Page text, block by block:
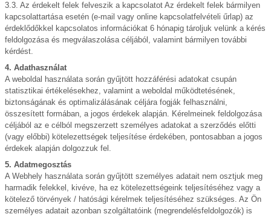
3.3. Az érdekelt felek felveszik a kapcsolatot Az érdekelt felek bármilyen
kapcsolattartása esetén (e-mail vagy online kapcsolatfelvételi űrlap) az
érdeklődőkkel kapcsolatos információkat 6 hónapig tároljuk velünk a kérés
feldolgozása és megválaszolása céljából, valamint bármilyen további
kérdést.
4. Adathasználat
A weboldal használata során gyűjtött hozzáférési adatokat csupán
statisztikai értékelésekhez, valamint a weboldal működtetésének,
biztonságának és optimalizálásának céljára fogják felhasználni,
összesített formában, a jogos érdekek alapján. Kérelmeinek feldolgozása
céljából az e célból megszerzett személyes adatokat a szerződés előtti
(vagy előbbi) kötelezettségek teljesítése érdekében, pontosabban a jogos
érdekek alapján dolgozzuk fel.
5. Adatmegosztás
A Webhely használata során gyűjtött személyes adatait nem osztjuk meg
harmadik felekkel, kivéve, ha ez kötelezettségeink teljesítéséhez vagy a
kötelező törvények / hatósági kérelmek teljesítéséhez szükséges. Az Ön
személyes adatait azonban szolgáltatóink (megrendelésfeldolgozók) is